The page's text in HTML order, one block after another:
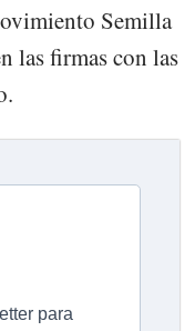
Semilla
las firmas con las